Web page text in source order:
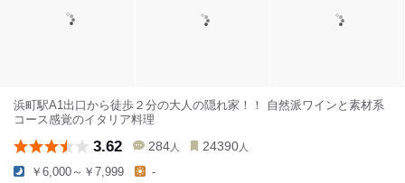
浜町駅A1出口から徒歩２分の大人の隠れ家！！ 自然派ワインと素材系
コース感覚のイタリア料理
3.62 284 人 24390 人
￥6,000～￥7,999 -